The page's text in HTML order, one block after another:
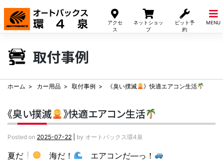
アクセ
ス
ネットショッ
プ
ピット予
約
MENU
Skip
content
取付事例
ホーム カー用品 取付事例 《臭い撲滅 》快適エアコン生活
《臭い撲滅 》快適エアコン生活
Posted on 2025-07-22 by オートバックス環4泉
夏だ 海だ！ エアコンだ—っ！